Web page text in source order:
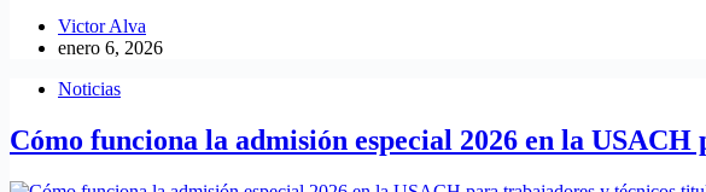
Victor Alva
enero 6, 2026
Noticias
Cómo funciona la admisión especial 2026 en la